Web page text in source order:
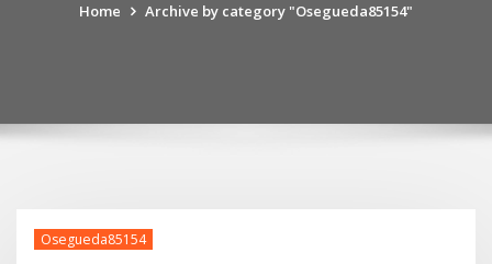
Home Archive by category "Osegueda85154"
Osegueda85154